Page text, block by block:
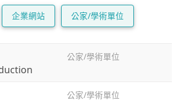
企業網站 公家/學術單位
公家/學術單位
公家/學術單位